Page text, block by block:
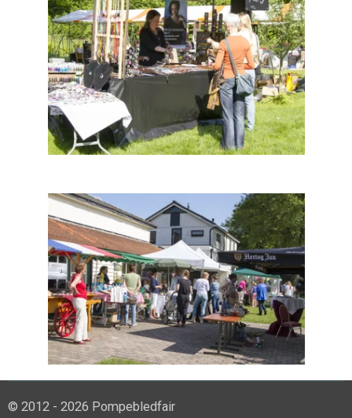
© 2012 - 2026 Pompebledfair